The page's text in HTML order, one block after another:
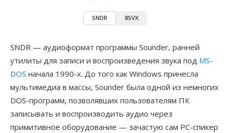
SNDR 8SVX
SNDR — аудиоформат программы Sounder, ранней
утилиты для записи и воспроизведения звука под MS-
DOS начала 1990-х. До того как Windows принесла
мультимедиа в массы, Sounder была одной из немногих
DOS-программ, позволявших пользователям ПК
записывать и воспроизводить аудио через
примитивное оборудование — зачастую сам PC-спикер